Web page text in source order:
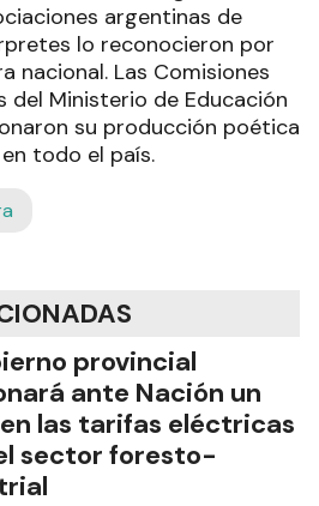
argentinas de
lo reconocieron por
nacional. Las Comisiones
del Ministerio de Educación
su producción poética
todo el país.
provincial
ante Nación un
las tarifas eléctricas
sector foresto-